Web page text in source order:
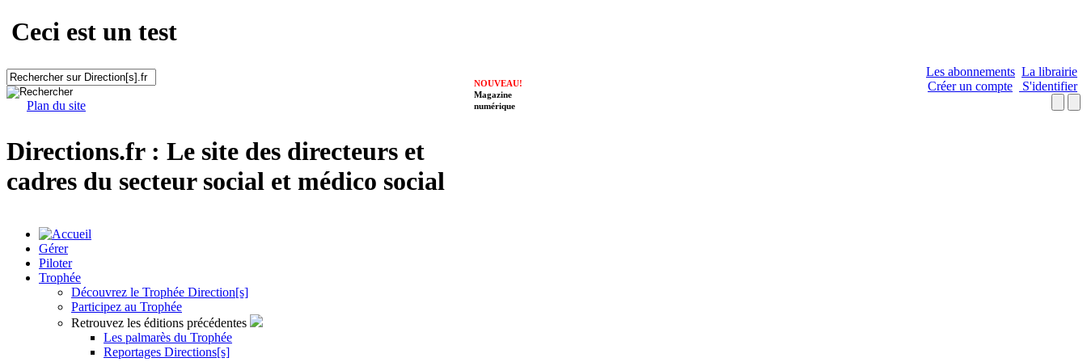
Ceci est un test
Plan du site
Les abonnements La librairie
Créer un compte
S'identifier
NOUVEAU!
Magazine
numérique
Directions.fr : Le site des directeurs et
cadres du secteur social et médico social
Gérer
Piloter
Trophée
Découvrez le Trophée Direction[s]
Participez au Trophée
Retrouvez les éditions précédentes
Les palmarès du Trophée
Reportages Directions[s]